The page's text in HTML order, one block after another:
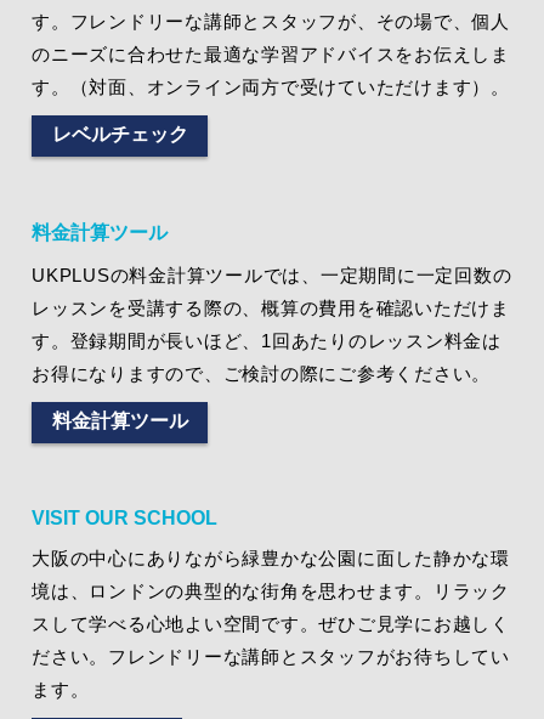
す。フレンドリーな講師とスタッフが、その場で、個人
のニーズに合わせた最適な学習アドバイスをお伝えしま
す。（対面、オンライン両方で受けていただけます）。
レベルチェック
料金計算ツール
UKPLUSの料金計算ツールでは、一定期間に一定回数の
レッスンを受講する際の、概算の費用を確認いただけま
す。登録期間が長いほど、1回あたりのレッスン料金は
お得になりますので、ご検討の際にご参考ください。
料金計算ツール
VISIT OUR SCHOOL
大阪の中心にありながら緑豊かな公園に面した静かな環
境は、ロンドンの典型的な街角を思わせます。リラック
スして学べる心地よい空間です。ぜひご見学にお越しく
ださい。フレンドリーな講師とスタッフがお待ちしてい
ます。